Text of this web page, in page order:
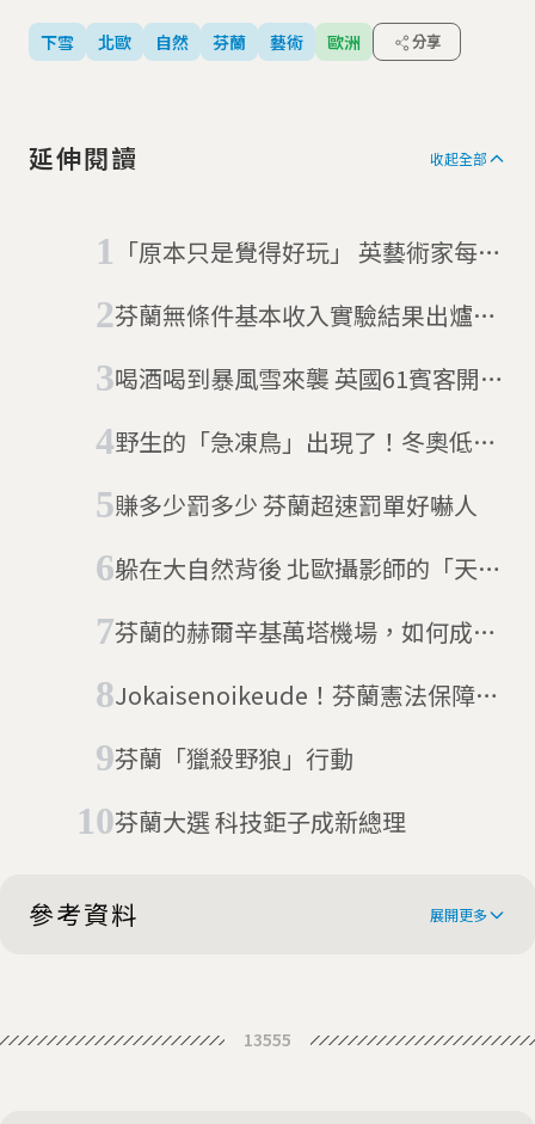
下雪 北歐 自然 芬蘭 藝術 歐洲 分享
延伸閱讀 收起全部
「原本只是覺得好玩」 英藝術家每天
芬蘭無條件基本收入實驗結果出爐，
喝酒喝到暴風雪來襲 英國61賓客開心
野生的「急凍鳥」出現了！冬奧低溫
賺多少罰多少 芬蘭超速罰單好嚇人
躲在大自然背後 北歐攝影師的「天人
芬蘭的赫爾辛基萬塔機場，如何成為
Jokaisenoikeude！芬蘭憲法保障的
芬蘭「獵殺野狼」行動
芬蘭大選 科技鉅子成新總理
參考資料 展開更多
take up running in deep snow in
13555